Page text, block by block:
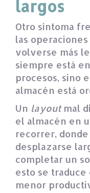
largos
Otro síntoma
las
volverse más
siempre está
procesos, sino
almacén está
Un layoutmal
el almacén en
recorrer,
desplazarse
completar un
esto se traduce
menor